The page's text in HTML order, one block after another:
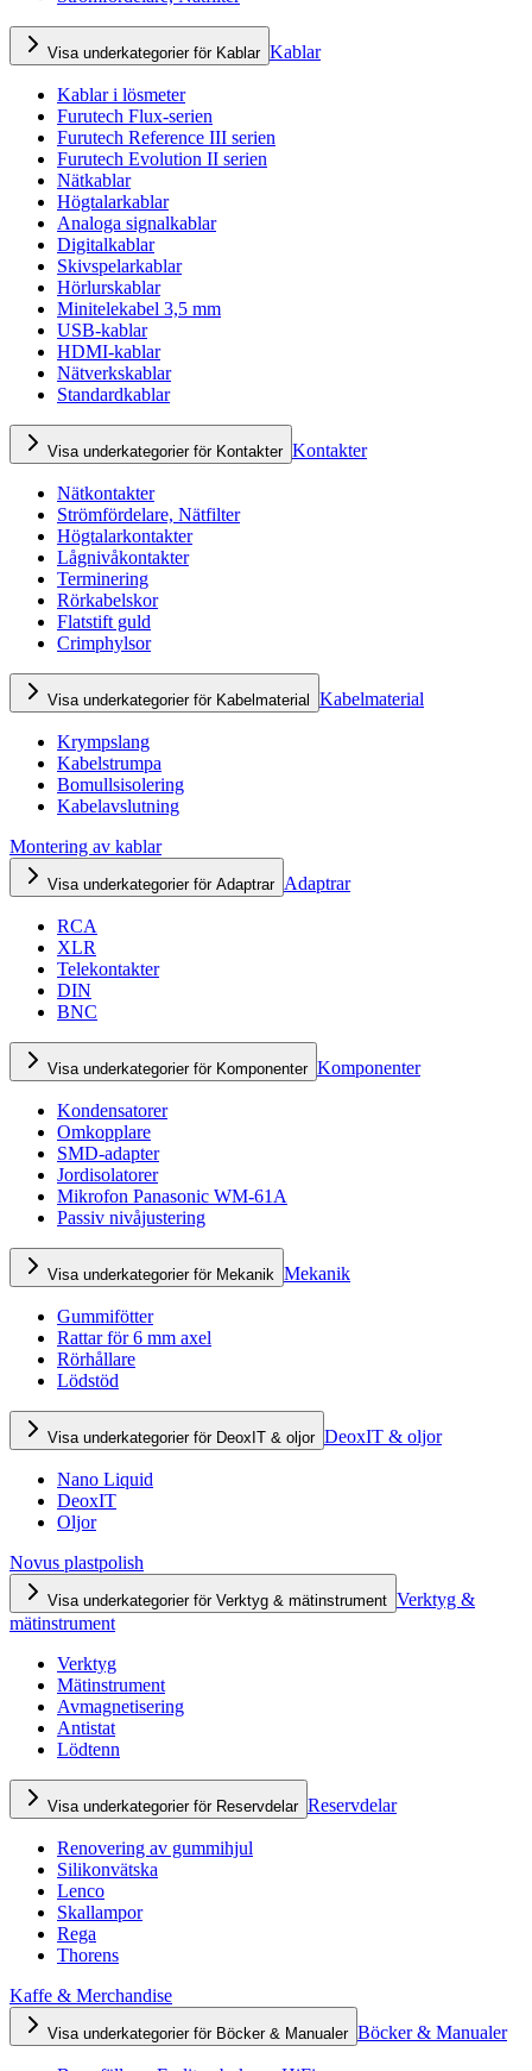
Visa underkategorier för Kablar Kablar
Kablar i lösmeter
Furutech Flux-serien
Furutech Reference III serien
Furutech Evolution II serien
Nätkablar
Högtalarkablar
Analoga signalkablar
Digitalkablar
Skivspelarkablar
Hörlurskablar
Minitelekabel 3,5 mm
USB-kablar
HDMI-kablar
Nätverkskablar
Standardkablar
Visa underkategorier för Kontakter Kontakter
Nätkontakter
Strömfördelare, Nätfilter
Högtalarkontakter
Lågnivåkontakter
Terminering
Rörkabelskor
Flatstift guld
Crimphylsor
Visa underkategorier för Kabelmaterial Kabelmaterial
Krympslang
Kabelstrumpa
Bomullsisolering
Kabelavslutning
Montering av kablar
Visa underkategorier för Adaptrar Adaptrar
RCA
XLR
Telekontakter
DIN
BNC
Visa underkategorier för Komponenter Komponenter
Kondensatorer
Omkopplare
SMD-adapter
Jordisolatorer
Mikrofon Panasonic WM-61A
Passiv nivåjustering
Visa underkategorier för Mekanik Mekanik
Gummifötter
Rattar för 6 mm axel
Rörhållare
Lödstöd
Visa underkategorier för DeoxIT & oljor DeoxIT & oljor
Nano Liquid
DeoxIT
Oljor
Novus plastpolish
Visa underkategorier för Verktyg & mätinstrument Verktyg &
mätinstrument
Verktyg
Mätinstrument
Avmagnetisering
Antistat
Lödtenn
Visa underkategorier för Reservdelar Reservdelar
Renovering av gummihjul
Silikonvätska
Lenco
Skallampor
Rega
Thorens
Kaffe & Merchandise
Visa underkategorier för Böcker & Manualer Böcker & Manualer